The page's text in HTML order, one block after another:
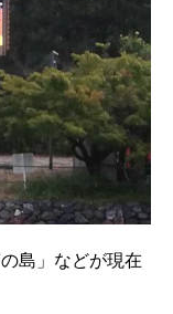
島」などが現在